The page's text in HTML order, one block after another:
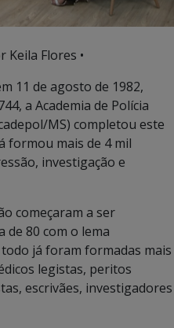
Keila Flores •
11 de agosto de 1982,
a Academia de Polícia
MS) completou este
formou mais de 4 mil
investigação e
começaram a ser
de 80 com o lema
todo já foram formadas mais
legistas, peritos
escrivães, investigadores